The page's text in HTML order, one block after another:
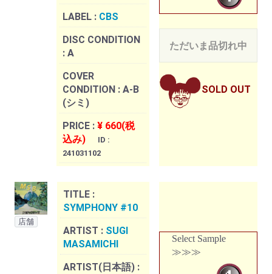
LABEL : CBS
DISC CONDITION
: A
COVER
CONDITION : A-B
(シミ)
PRICE : ¥ 660(税
込み)
ID :
241031102
ただいま品切れ中
SOLD OUT
店舗
TITLE :
SYMPHONY #10
ARTIST : SUGI
MASAMICHI
ARTIST(日本語) :
Select Sample
≫≫≫